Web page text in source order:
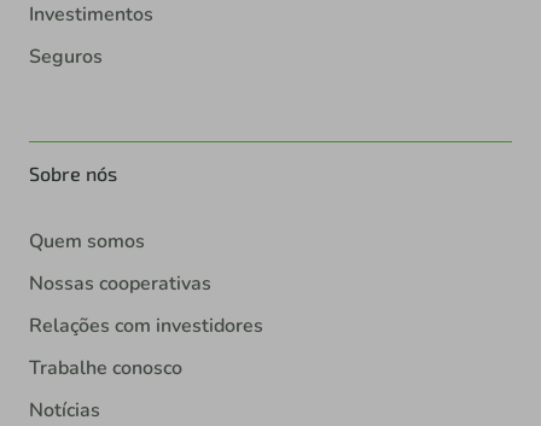
Investimentos
Seguros
Sobre nós
Quem somos
Nossas cooperativas
Relações com investidores
Trabalhe conosco
Notícias